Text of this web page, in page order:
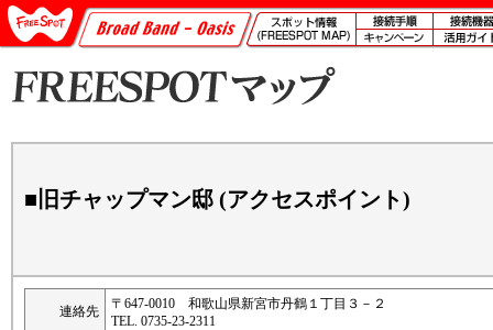
■旧チャップマン邸 (アクセスポイント)
連絡先
〒647-0010 和歌山県新宮市丹鶴１丁目３－２
TEL. 0735-23-2311